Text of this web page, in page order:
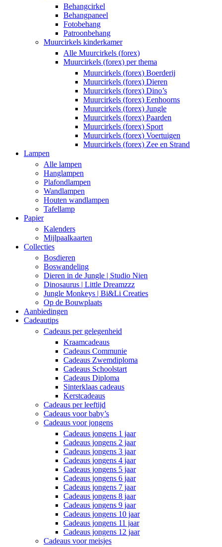
Behangcirkel
Behangpaneel
Fotobehang
Patroonbehang
Muurcirkels kinderkamer
Alle Muurcirkels (forex)
Muurcirkels (forex) per thema
Muurcirkels (forex) Boerderij
Muurcirkels (forex) Dieren
Muurcirkels (forex) Dino’s
Muurcirkels (forex) Eenhoorns
Muurcirkels (forex) Jungle
Muurcirkels (forex) Paarden
Muurcirkels (forex) Sport
Muurcirkels (forex) Voertuigen
Muurcirkels (forex) Zee en Strand
Lampen
Alle lampen
Hanglampen
Plafondlampen
Wandlampen
Houten wandlampen
Tafellamp
Papier
Kalenders
Mijlpaalkaarten
Collecties
Bosdieren
Boswandeling
Dieren in de Jungle | Studio Nien
Dinosaurus | Little Dreamzzz
Jungle Monkeys | Bi&Li Creaties
Op de Bouwplaats
Aanbiedingen
Cadeautips
Cadeaus per gelegenheid
Kraamcadeaus
Cadeaus Communie
Cadeaus Zwemdiploma
Cadeaus Schoolstart
Cadeaus Diploma
Sinterklaas cadeaus
Kerstcadeaus
Cadeaus per leeftijd
Cadeaus voor baby’s
Cadeaus voor jongens
Cadeaus jongens 1 jaar
Cadeaus jongens 2 jaar
Cadeaus jongens 3 jaar
Cadeaus jongens 4 jaar
Cadeaus jongens 5 jaar
Cadeaus jongens 6 jaar
Cadeaus jongens 7 jaar
Cadeaus jongens 8 jaar
Cadeaus jongens 9 jaar
Cadeaus jongens 10 jaar
Cadeaus jongens 11 jaar
Cadeaus jongens 12 jaar
Cadeaus voor meisjes